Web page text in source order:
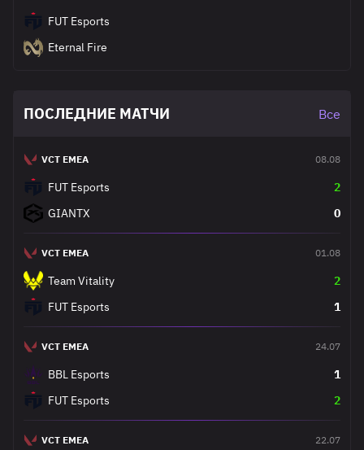
FUT Esports
Eternal Fire
ПОСЛЕДНИЕ МАТЧИ Все
VCT EMEA 08.08
FUT Esports
2
GIANTX
0
VCT EMEA 01.08
Team Vitality
2
FUT Esports
1
VCT EMEA 24.07
BBL Esports
1
FUT Esports
2
VCT EMEA 22.07